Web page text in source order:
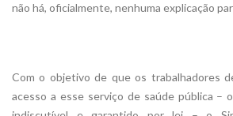
não há, oficialmente, nenhuma explicação
Com o objetivo de que os trabalhadores
acesso a esse serviço de saúde pública –